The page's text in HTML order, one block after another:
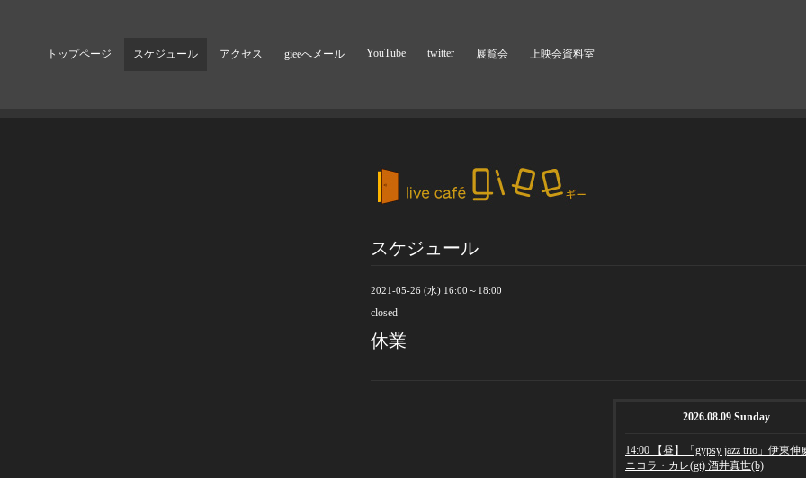
トップページ スケジュール アクセス gieeへメール YouTube twitter 展覧会 上映会資料室
スケジュール
2021-05-26 (水) 16:00～18:00
closed
休業
2026.08.09 Sunday
14:00 【昼】「gypsy jazz trio」伊東伸
ニコラ・カレ(gt) 酒井真世(b)